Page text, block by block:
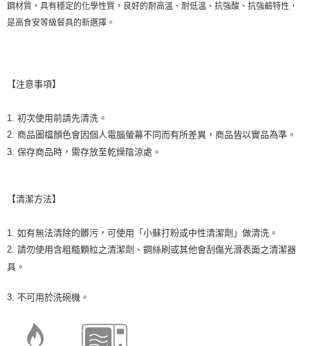
２．關於個人資料處理事宜，請瀏覽以下網址：
https://aftee.tw/terms/#terms3
時審查核予不同之上限額度；若仍有額度不足之情形，本公司將視審查結果
恩沛科技股份有限公司將有權停止該用戶之使用額度並採取法律行動。
鋼材質，具有穩定的化學性質，良好的耐高溫、耐低溫、抗強酸、抗強鹼特性，
是高食安等級餐具的新選擇。
【注意事項】
1. 初次使用前請先清洗。
2. 商品圖檔顏色會因個人電腦螢幕不同而有所差異，商品皆以實品為準。
3. 保存商品時，需存放至乾燥陰涼處。
【清潔方法】
1. 如有無法清除的髒污，可使用「小蘇打粉或中性清潔劑」做清洗。
2. 請勿使用含粗糙顆粒之清潔劑、鋼絲刷或其他會刮傷光滑表面之清潔器
具。
3. 不可用於洗碗機。